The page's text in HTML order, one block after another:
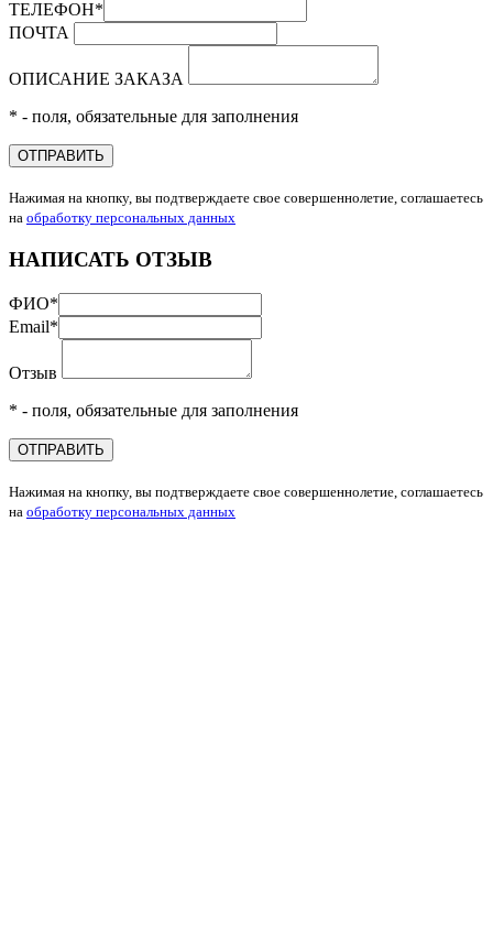
ТЕЛЕФОН*
ПОЧТА
ОПИСАНИЕ ЗАКАЗА
* - поля, обязательные для заполнения
ОТПРАВИТЬ
Нажимая на кнопку, вы подтверждаете свое совершеннолетие, соглашаетесь
на обработку персональных данных
НАПИСАТЬ ОТЗЫВ
ФИО*
Email*
Отзыв
* - поля, обязательные для заполнения
ОТПРАВИТЬ
Нажимая на кнопку, вы подтверждаете свое совершеннолетие, соглашаетесь
на обработку персональных данных